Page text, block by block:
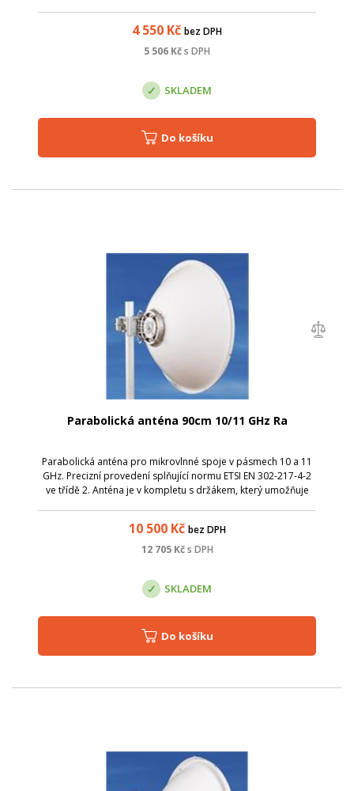
4 550 Kč bez DPH
5 506 Kčs DPH
SKLADEM
Do košíku
Parabolická anténa 90cm 10/11 GHz Ra
Parabolická anténa pro mikrovlnné spoje v pásmech 10 a 11
GHz. Precizní provedení splňující normu ETSI EN 302-217-4-2
ve třídě 2. Anténa je v kompletu s držákem, který umožňuje
10 500Kč bez DPH
12 705Kč s DPH
SKLADEM
Do košíku